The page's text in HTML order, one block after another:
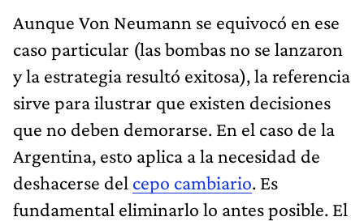
Aunque Von Neumann se equivocó en ese
caso particular (las bombas no se lanzaron
y la estrategia resultó exitosa), la referencia
sirve para ilustrar que existen decisiones
que no deben demorarse. En el caso de la
Argentina, esto aplica a la necesidad de
deshacerse del cepo cambiario. Es
fundamental eliminarlo lo antes posible. El